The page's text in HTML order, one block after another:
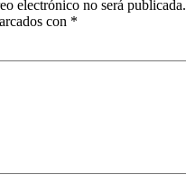
electrónico no será publicada.
con *